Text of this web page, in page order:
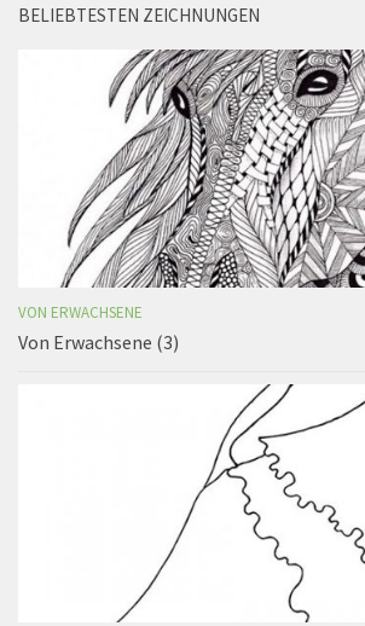
BELIEBTESTEN ZEICHNUNGEN
VON ERWACHSENE
Von Erwachsene (3)